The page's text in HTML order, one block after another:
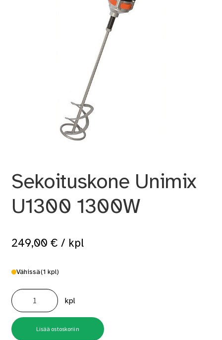
Sekoituskone Unimix
U1300 1300W
249,00 € / kpl
Vähissä(1 kpl)
Sekoituskone
Unimix
U1300
1300W
määrä
kpl
Lisää ostoskoriin